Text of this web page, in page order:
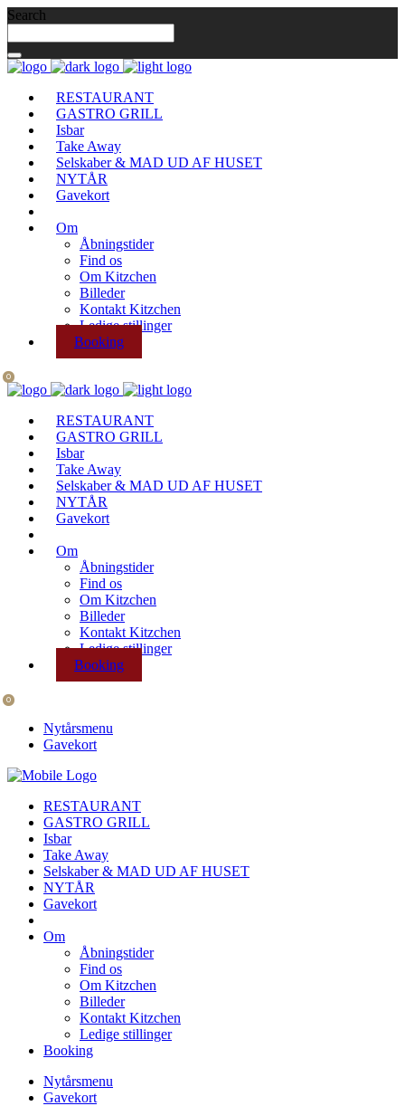
Search
RESTAURANT
GASTRO GRILL
Isbar
Take Away
Selskaber & MAD UD AF HUSET
NYTÅR
Gavekort
Om
Åbningstider
Find os
Om Kitzchen
Billeder
Kontakt Kitzchen
Ledige stillinger
Booking
0
RESTAURANT
GASTRO GRILL
Isbar
Take Away
Selskaber & MAD UD AF HUSET
NYTÅR
Gavekort
Om
Åbningstider
Find os
Om Kitzchen
Billeder
Kontakt Kitzchen
Ledige stillinger
Booking
0
Nytårsmenu
Gavekort
RESTAURANT
GASTRO GRILL
Isbar
Take Away
Selskaber & MAD UD AF HUSET
NYTÅR
Gavekort
Om
Åbningstider
Find os
Om Kitzchen
Billeder
Kontakt Kitzchen
Ledige stillinger
Booking
Nytårsmenu
Gavekort